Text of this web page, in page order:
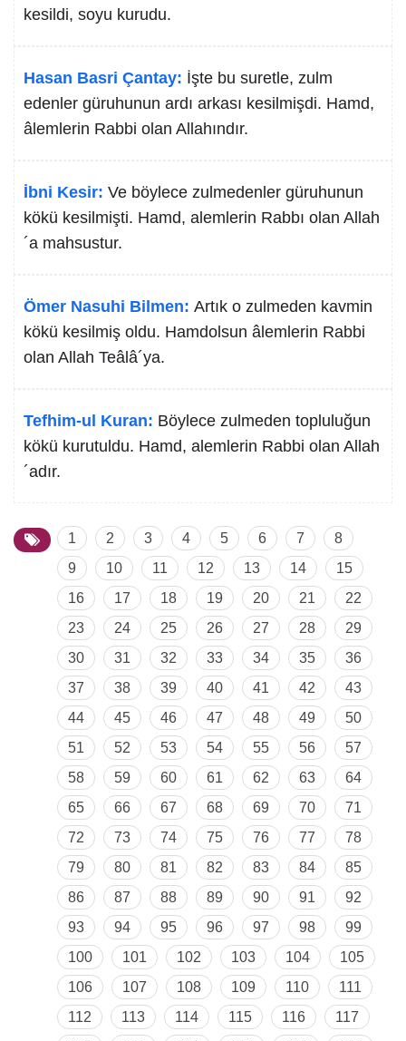
kesildi, soyu kurudu.
Hasan Basri Çantay: İşte bu suretle, zulm
edenler güruhunun ardı arkası kesilmişdi. Hamd,
âlemlerin Rabbi olan Allahındır.
İbni Kesir: Ve böylece zulmedenler güruhunun
kökü kesilmişti. Hamd, alemlerin Rabbı olan Allah
´a mahsustur.
Ömer Nasuhi Bilmen: Artık o zulmeden kavmin
kökü kesilmiş oldu. Hamdolsun âlemlerin Rabbi
olan Allah Teâlâ´ya.
Tefhim-ul Kuran: Böylece zulmeden topluluğun
kökü kurutuldu. Hamd, alemlerin Rabbi olan Allah
´adır.
1 2 3 4 5 6 7
8
9
10 11 12 13 14
15
16
17 18 19 20 21
22
23
24 25 26 27 28
29
30
31 32 33 34 35
36
37
38 39 40 41 42
43
44
45 46 47 48 49
50
51
52 53 54 55 56
57
58
59 60 61 62 63
64
65
66 67 68 69 70
71
72
73 74 75 76 77
78
79
80 81 82 83 84
85
86
87 88 89 90 91
92
93
94 95 96 97 98
99
100
101 102 103 104
105
106
107 108 109 110
111
112
113 114 115 116
117